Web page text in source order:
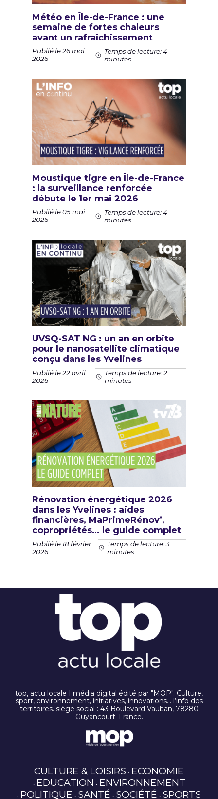
Météo en Île-de-France : une
semaine de fortes chaleurs
avant un rafraîchissement
Publié le 26 mai
2026
Temps de lecture: 4
minutes
Moustique tigre en Île-de-France
: la surveillance renforcée
débute le 1er mai 2026
Publié le 05 mai
2026
Temps de lecture: 4
minutes
UVSQ-SAT NG : un an en orbite
pour le nanosatellite climatique
conçu dans les Yvelines
Publié le 22 avril
2026
Temps de lecture: 2
minutes
Rénovation énergétique 2026
dans les Yvelines : aides
financières, MaPrimeRénov’,
copropriétés… le guide complet
Publié le 18 février
2026
Temps de lecture: 3
minutes
top, actu locale I média digital édité par "MOP". Culture,
sport, environnement, initiatives, innovations… l’info des
territoires. siège social : 43 Boulevard Vauban, 78280
Guyancourt. France.
CULTURE & LOISIRS ECONOMIE
EDUCATION ENVIRONNEMENT
POLITIQUE SANTÉ SOCIÉTÉ SPORTS